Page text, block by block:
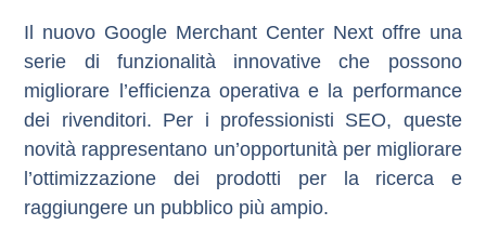
Il nuovo Google Merchant Center Next offre una
serie di funzionalità innovative che possono
migliorare l’efficienza operativa e la performance
dei rivenditori. Per i professionisti SEO, queste
novità rappresentano un’opportunità per migliorare
l’ottimizzazione dei prodotti per la ricerca e
raggiungere un pubblico più ampio.